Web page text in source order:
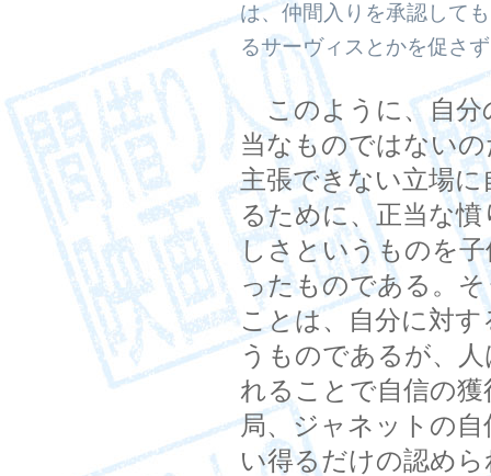
は、仲間入りを承認して
るサーヴィスとかを促さ
このように、自分
当なものではない
主張できない立場
るために、正当な
しさというものを
ったものである。
ことは、自分に対
うものであるが、
れることで自信の
局、ジャネットの
い得るだけの認め